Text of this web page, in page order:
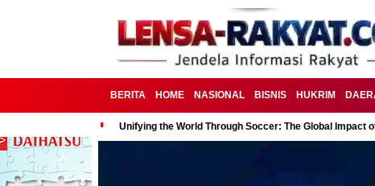
BERITA HOME NASIONAL BISNIS HUKRIM
Unifying the World Through Soccer: The Global Impact